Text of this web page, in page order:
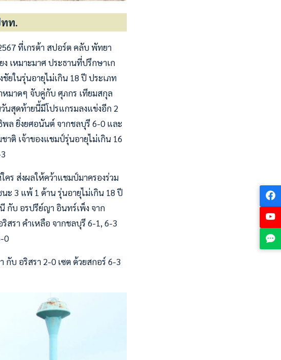
ท.
ที่เกรต้า สปอร์ต คลับ พัทยา
ง เหมาะมาศ ประธานที่ปรึกษาเก
ยในรุ่นอายุไม่เกิน 18 ปี ประเภท
มาดๆ จับคู่กับ ศุภกร เทียมสกุล
สุดท้ายนี้มีโปรแกรมลงแข่งอีก 2
ล ยิ่งยศอนันต์ จากชลบุรี 6-0 และ
ติ เจ้าของแชมป์รุ่นอายุไม่เกิน 16
ร ส่งผลให้คว้าแชมป์มาครองร่วม
3 แพ้ 1 ด้าน รุ่นอายุไม่เกิน 18 ปี
บ อรปรีย์ญา อินทร์เพ็ง จาก
รา คำเหลือ จากชลบุรี 6-1, 6-3
0
บ อริสรา 2-0 เซต ด้วยสกอร์ 6-3